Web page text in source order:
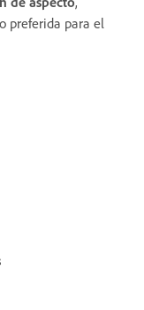
preferida para el